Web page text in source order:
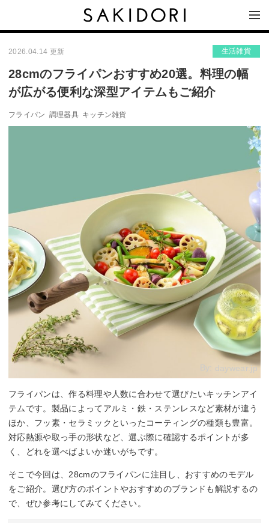
2026.04.14 更新 生活雑貨
28cmのフライパンおすすめ20選。料理の幅
が広がる便利な深型アイテムもご紹介
フライパン 調理器具 キッチン雑貨
By: daywear.jp
フライパンは、作る料理や人数に合わせて選びたいキッチンアイ
テムです。製品によってアルミ・鉄・ステンレスなど素材が違う
ほか、フッ素・セラミックといったコーティングの種類も豊富。
対応熱源や取っ手の形状など、選ぶ際に確認するポイントが多
く、どれを選べばよいか迷いがちです。
そこで今回は、28cmのフライパンに注目し、おすすめのモデル
をご紹介。選び方のポイントやおすすめのブランドも解説するの
で、ぜひ参考にしてみてください。